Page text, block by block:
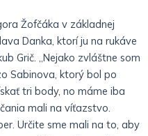
Žofčáka v základnej
Danka, ktorí ju na rukáve
Grič. „Nejako zvláštne som
Sabinova, ktorý bol po
tri body, no máme iba
mali na víťazstvo.
Určite sme mali na to, aby